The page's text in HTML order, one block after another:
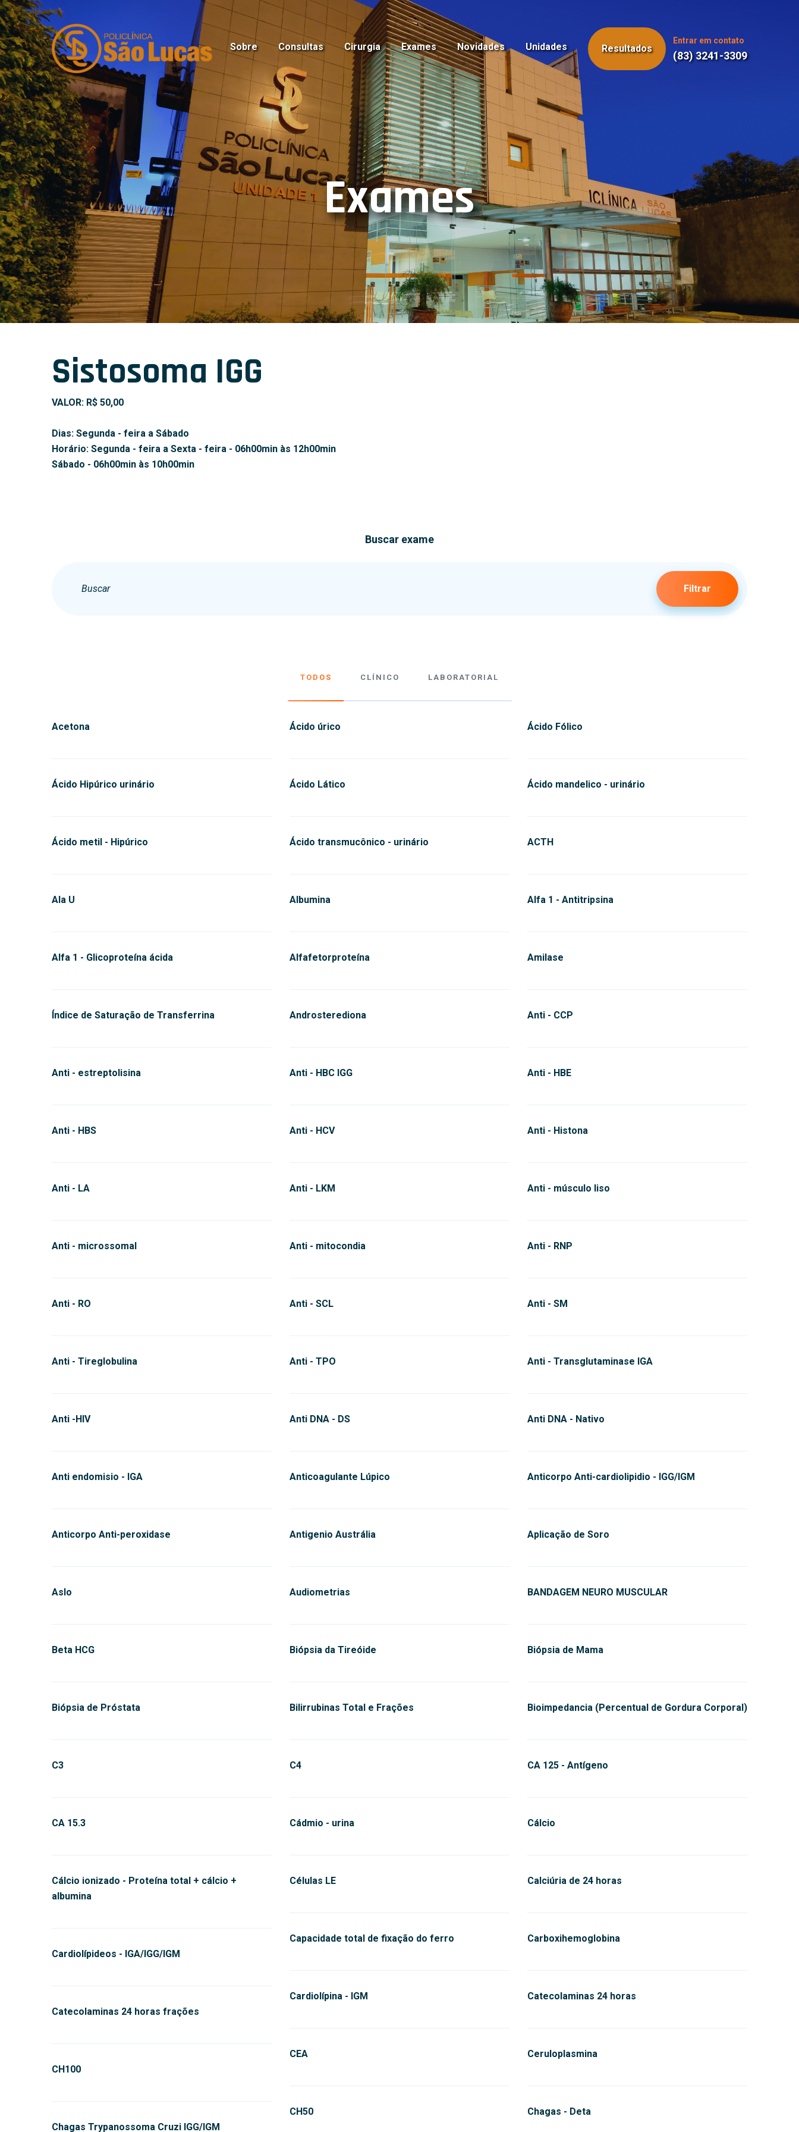
Sobre Consultas Cirurgia Exames Novidades Unidades Resultados
Entrar em contato
(83) 3241-3309
Exames
Sistosoma IGG
VALOR: R$ 50,00
Dias: Segunda - feira a Sábado
Horário: Segunda - feira a Sexta - feira - 06h00min às 12h00min
Sábado - 06h00min às 10h00min
Buscar exame
Filtrar
TODOS CLÍNICO LABORATORIAL
Acetona Ácido úrico Ácido Fólico
Ácido Hipúrico urinário Ácido Lático Ácido mandelico - urinário
Ácido metil - Hipúrico Ácido transmucônico - urinário ACTH
Ala U Albumina Alfa 1 - Antitripsina
Alfa 1 - Glicoproteína ácida Alfafetorproteína Amilase
Índice de Saturação de Transferrina Androsterediona Anti - CCP
Anti - estreptolisina Anti - HBC IGG Anti - HBE
Anti - HBS Anti - HCV Anti - Histona
Anti - LA Anti - LKM Anti - músculo liso
Anti - microssomal Anti - mitocondia Anti - RNP
Anti - RO Anti - SCL Anti - SM
Anti - Tireglobulina Anti - TPO Anti - Transglutaminase IGA
Anti -HIV Anti DNA - DS Anti DNA - Nativo
Anti endomisio - IGA Anticoagulante Lúpico Anticorpo Anti-cardiolipidio - IGG/IGM
Anticorpo Anti-peroxidase Antigenio Austrália Aplicação de Soro
Aslo Audiometrias BANDAGEM NEURO MUSCULAR
Beta HCG Biópsia da Tireóide Biópsia de Mama
Biópsia de Próstata Bilirrubinas Total e Frações Bioimpedancia (Percentual de Gordura Corporal)
C3 C4 CA 125 - Antígeno
CA 15.3 Cádmio - urina Cálcio
Cálcio ionizado - Proteína total + cálcio +
albumina
Células LE Calciúria de 24 horas
Capacidade total de fixação do ferro
Carboxihemoglobina
Cardiolípideos - IGA/IGG/IGM
Cardiolípina - IGM
Catecolaminas 24 horas
Catecolaminas 24 horas frações
CEA
Ceruloplasmina
CH100
CH50
Chagas - Deta
Chagas Trypanossoma Cruzi IGG/IGM